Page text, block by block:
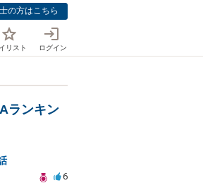
の方はこちら
リスト ログイン
ランキン
6